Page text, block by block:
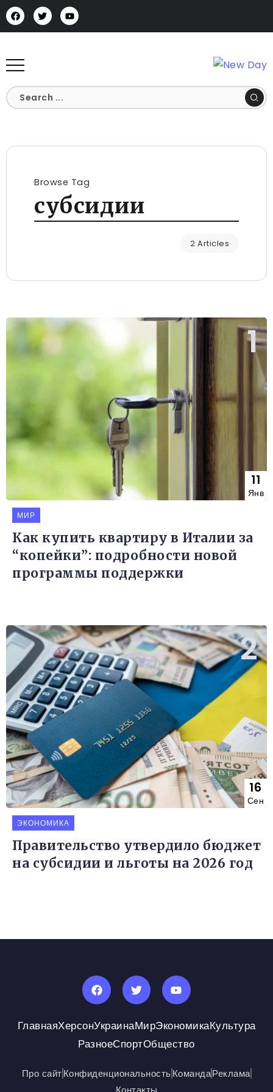
Browse Tag
субсидии
2 Articles
11
Янв
МИР
Как купить квартиру в Италии за
“копейки”: подробности новой
программы поддержки
16
Сен
ЭКОНОМИКА
Правительство утвердило бюджет
на субсидии и льготы на 2026 год
ГлавнаяХерсонУкраинаМирЭкономикаКультура
РазноеСпортОбщество
Про сайтКонфиденциональностьКомандаРеклама